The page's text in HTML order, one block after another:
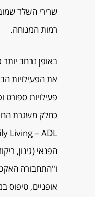
שרירי השלד
רמות המנוחה.
באופן נרחב יותר
פעילויות ספורט
הפנאי (גינון,
ו"התחבורה
אופניים, טיפוס